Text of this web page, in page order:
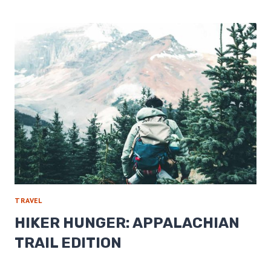
TAKING
CARE
OF
YOUR
BIG
THREE
TRAVEL
HIKER HUNGER: APPALACHIAN
TRAIL EDITION